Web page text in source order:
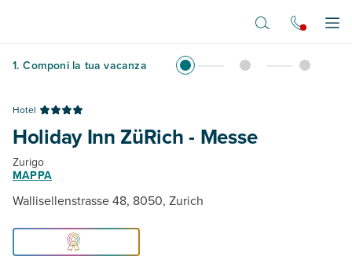
1. Componi la tua vacanza
Hotel
Holiday Inn ZüRich - Messe
Zurigo
MAPPA
Wallisellenstrasse 48, 8050, Zurich